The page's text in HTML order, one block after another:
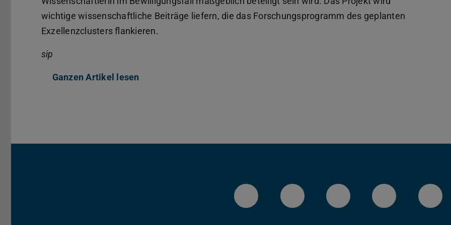
wichtige wissenschaftliche Beiträge liefern, die das Forschungsprogramm des geplanten
Exzellenzclusters flankieren.
sip
Ganzen Artikel lesen
LinkedIn-Seite der TU Darmstadt
Instagram-Kanal der TU
Bluesky-Kanal der